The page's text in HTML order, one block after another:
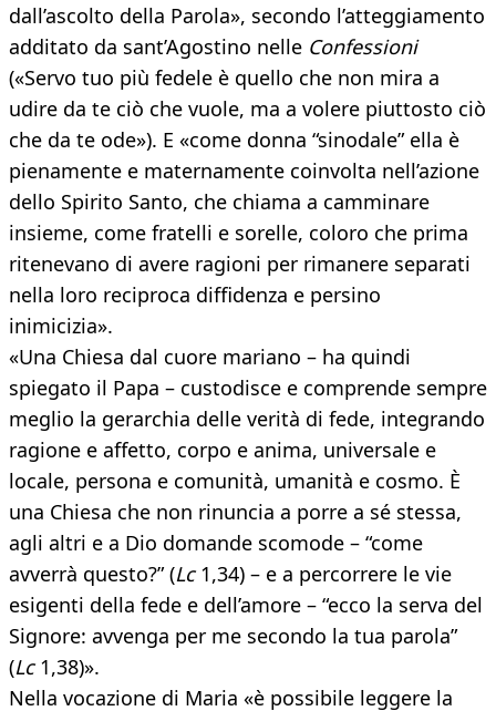
dall’ascolto della Parola», secondo l’atteggiamento
additato da sant’Agostino nelle Confessioni
(«Servo tuo più fedele è quello che non mira a
udire da te ciò che vuole, ma a volere piuttosto ciò
che da te ode»). E «come donna “sinodale” ella è
pienamente e maternamente coinvolta nell’azione
dello Spirito Santo, che chiama a camminare
insieme, come fratelli e sorelle, coloro che prima
ritenevano di avere ragioni per rimanere separati
nella loro reciproca diffidenza e persino
inimicizia».
«Una Chiesa dal cuore mariano – ha quindi
spiegato il Papa – custodisce e comprende sempre
meglio la gerarchia delle verità di fede, integrando
ragione e affetto, corpo e anima, universale e
locale, persona e comunità, umanità e cosmo. È
una Chiesa che non rinuncia a porre a sé stessa,
agli altri e a Dio domande scomode – “come
avverrà questo?” (Lc1,34) – e a percorrere le vie
esigenti della fede e dell’amore – “ecco la serva del
Signore: avvenga per me secondo la tua parola”
(Lc1,38)».
Nella vocazione di Maria «è possibile leggere la